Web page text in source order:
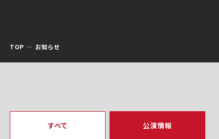
TOP お知らせ
すべて 公演情報